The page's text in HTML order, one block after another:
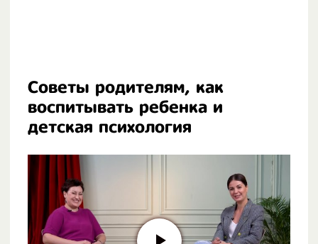
Советы родителям, как
воспитывать ребенка и
детская психология